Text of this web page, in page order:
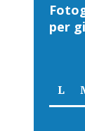
per
L